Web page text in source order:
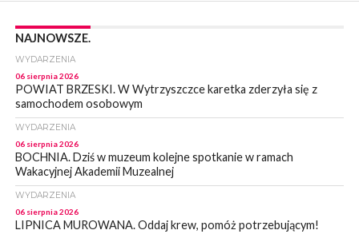
NAJNOWSZE.
WYDARZENIA
06 sierpnia 2026
POWIAT BRZESKI. W Wytrzyszczce karetka zderzyła się z
samochodem osobowym
WYDARZENIA
06 sierpnia 2026
BOCHNIA. Dziś w muzeum kolejne spotkanie w ramach
Wakacyjnej Akademii Muzealnej
WYDARZENIA
06 sierpnia 2026
LIPNICA MUROWANA. Oddaj krew, pomóż potrzebującym!